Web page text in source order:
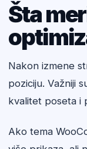
Šta
Nakon izmene
poziciju. Važniji
kvalitet poseta i
Ako tema